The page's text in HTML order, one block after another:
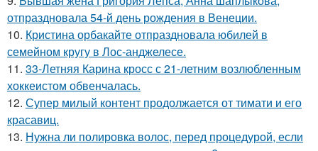
отпраздновала 54-й день рождения в Венеции.
10. Кристина орбакайте отпраздновала юбилей в
семейном кругу в Лос-анджелесе.
11. 33-Летняя Карина кросс с 21-летним возлюбленным
хоккеистом обвенчалась.
12. Супер милый контент продолжается от тимати и его
красавиц.
13. Нужна ли полировка волос, перед процедурой, если